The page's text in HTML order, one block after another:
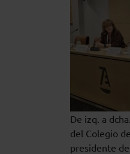
De izq. a
del Colegio
presidente